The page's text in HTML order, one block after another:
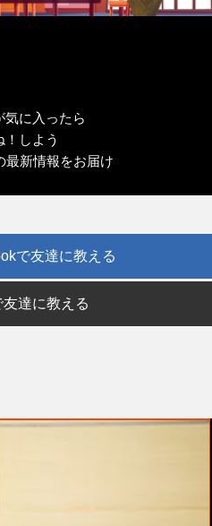
気に入ったら
！しよう
最新情報をお届け
で友達に教える
友達に教える